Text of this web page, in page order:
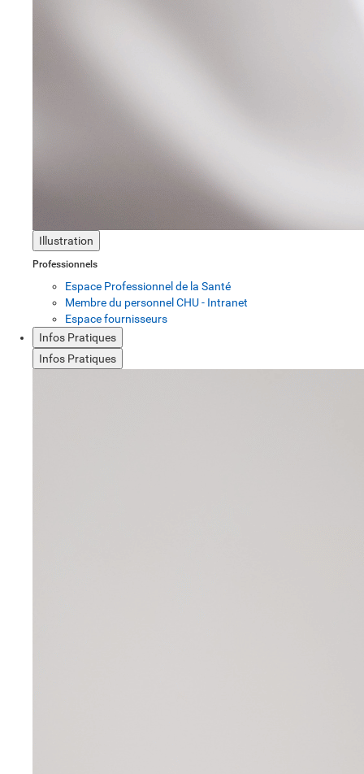
Illustration
Professionnels
Espace Professionnel de la Santé
Membre du personnel CHU - Intranet
Espace fournisseurs
Infos Pratiques
Infos Pratiques